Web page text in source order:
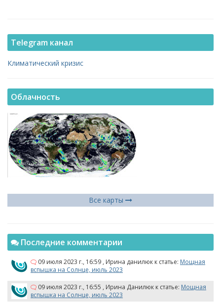
Telegram канал
Климатический кризис
Облачность
Все карты
Последние комментарии
09 июля 2023 г., 16:59 , Ирина данилюк к статье: Мощная
вспышка на Солнце, июль 2023
09 июля 2023 г., 16:55 , Ирина Данилюк к статье: Мощная
вспышка на Солнце, июль 2023